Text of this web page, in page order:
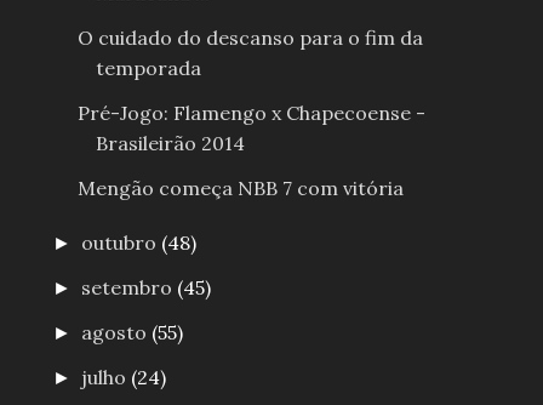
O cuidado do descanso para o fim da
temporada
Pré-Jogo: Flamengo x Chapecoense -
Brasileirão 2014
Mengão começa NBB 7 com vitória
► outubro (48)
► setembro (45)
► agosto (55)
► julho (24)